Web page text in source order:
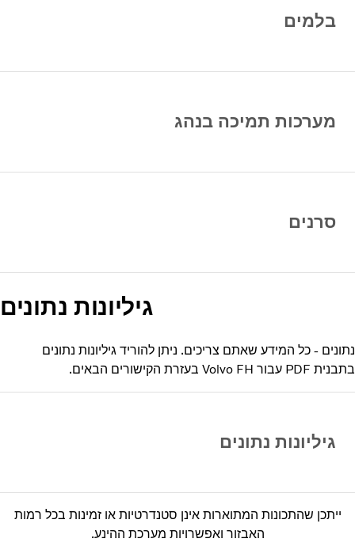
בלמים
מערכות תמיכה בנהג
סרנים
גיליונות נתונים
נתונים - כל המידע שאתם צריכים. ניתן להוריד גיליונות נתונים
בתבנית PDF עבור Volvo FH בעזרת הקישורים הבאים.
גיליונות נתונים
ייתכן שהתכונות המתוארות אינן סטנדרטיות או זמינות בכל רמות
האבזור ואפשרויות מערכת ההינע.